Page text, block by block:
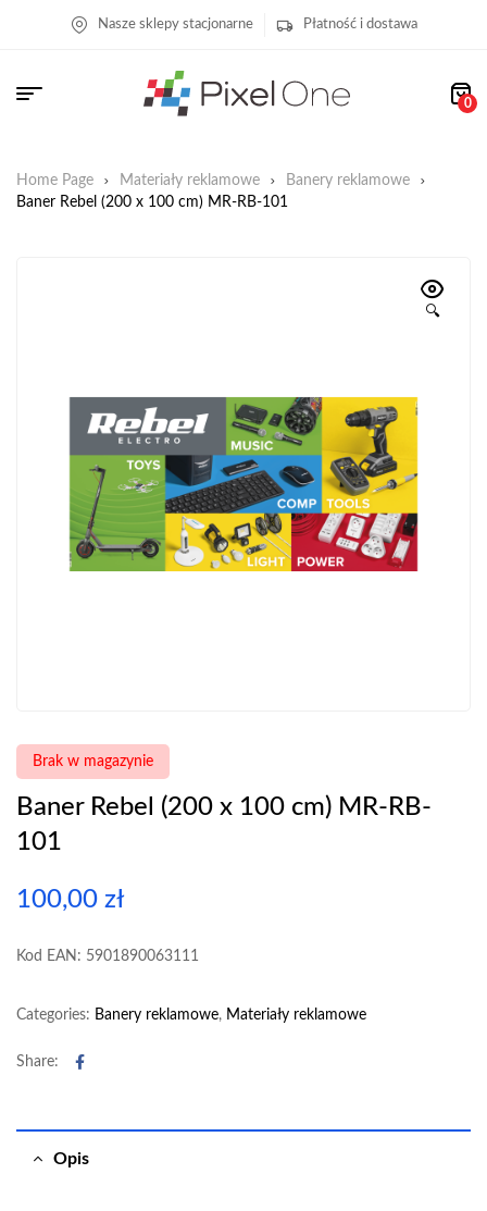
Nasze sklepy stacjonarne Płatność i dostawa
0
Home Page Materiały reklamowe
Banery reklamowe
Baner Rebel (200 x 100 cm) MR-RB-101
🔍
Brak w magazynie
Baner Rebel (200 x 100 cm) MR-RB-
101
100,00 zł
Kod EAN: 5901890063111
Categories: Banery reklamowe, Materiały reklamowe
Share: Facebook
Opis